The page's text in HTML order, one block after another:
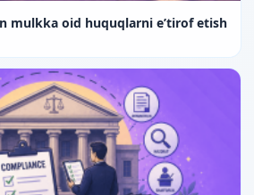
mulkka oid huquqlarni e’tirof etish